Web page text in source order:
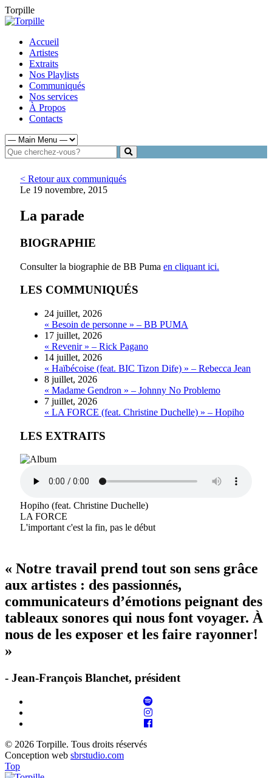
Torpille
Accueil
Artistes
Extraits
Nos Playlists
Communiqués
Nos services
À Propos
Contacts
< Retour aux communiqués
Le 19 novembre, 2015
La parade
BIOGRAPHIE
Consulter la biographie de BB Puma en cliquant ici.
LES COMMUNIQUÉS
24 juillet, 2026
« Besoin de personne » – BB PUMA
17 juillet, 2026
« Revenir » – Rick Pagano
14 juillet, 2026
« Haïbécoise (feat. BIC Tizon Dife) » – Rebecca Jean
8 juillet, 2026
« Madame Gendron » – Johnny No Problemo
7 juillet, 2026
« LA FORCE (feat. Christine Duchelle) » – Hopiho
LES EXTRAITS
Hopiho (feat. Christine Duchelle)
LA FORCE
L'important c'est la fin, pas le début
« Notre travail prend tout son sens grâce
aux artistes : des passionnés,
communicateurs d’émotions peignant des
tableaux sonores qui nous font voyager. À
nous de les exposer et les faire rayonner!
»
- Jean-François Blanchet, président
© 2026 Torpille. Tous droits réservés
Conception web sbrstudio.com
Top